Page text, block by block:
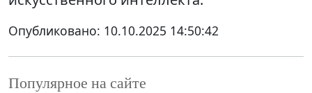
Опубликовано: 10.10.2025 14:50:42
Популярное на сайте